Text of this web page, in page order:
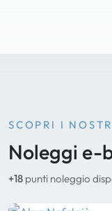
SCOPRI I
Noleggi e-
+18 punti noleggio